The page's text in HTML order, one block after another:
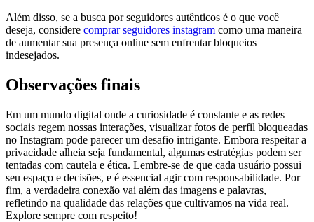
Além‌ disso, ⁢se⁤ a busca ⁤por seguidores autênticos é o ‍que‌ você
deseja, ⁢considere comprar seguidores instagram como uma maneira
de ⁣aumentar ‍sua presença online sem⁢ enfrentar bloqueios
indesejados.
Observações⁣ finais
Em um mundo digital onde a curiosidade é ⁤constante e as redes
sociais regem⁣ nossas interações, visualizar fotos de perfil bloqueadas
no⁣ Instagram pode parecer um ​desafio⁤ intrigante. Embora‍ respeitar a
⁢privacidade alheia seja fundamental, algumas estratégias podem ser
tentadas com cautela e ética. Lembre-se‍ de⁣ que cada usuário possui‍
seu‍ espaço e decisões,⁤ e é ⁢essencial agir ‌com responsabilidade. Por
fim, a verdadeira conexão vai além das imagens e palavras,‍
refletindo na qualidade ‌das relações ⁤que cultivamos‍ na vida real.
Explore sempre com respeito!